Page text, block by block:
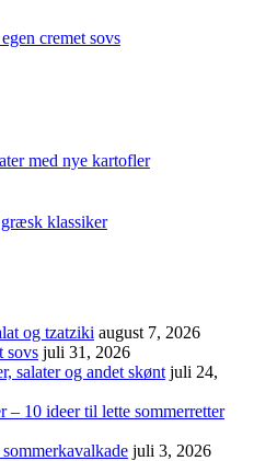
cremet sovs
med nye kartofler
klassiker
og tzatziki august 7, 2026
sovs juli 31, 2026
salater og andet skønt juli 24,
– 10 ideer til lette sommerretter
juli 3, 2026